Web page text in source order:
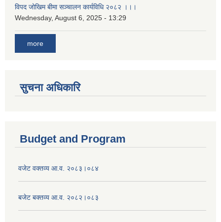
विपद जोखिम बीमा सञ्चालन कार्यविधि २०८२ ।।।
Wednesday, August 6, 2025 - 13:29
more
सुचना अधिकारि
Budget and Program
वजेट वक्तव्य आ.व. २०८३।०८४
बजेट बक्तव्य आ.व. २०८२।०८३